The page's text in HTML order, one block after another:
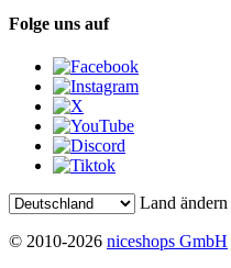
Folge uns auf
Land ändern
© 2010-2026 niceshops GmbH